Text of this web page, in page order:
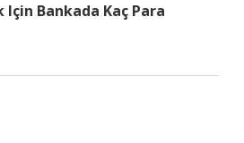
Bankada Kaç Para